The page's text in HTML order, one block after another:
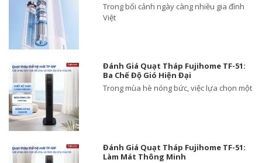
Trong bối cảnh ngày càng nhiều gia đình
Việt
Đánh Giá Quạt Tháp Fujihome TF-51:
Ba Chế Độ Gió Hiện Đại
Trong mùa hè nóng bức, việc lựa chọn một
Đánh Giá Quạt Tháp Fujihome TF-51:
Làm Mát Thông Minh